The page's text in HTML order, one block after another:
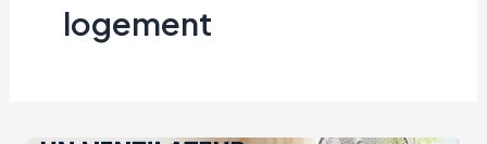
logement